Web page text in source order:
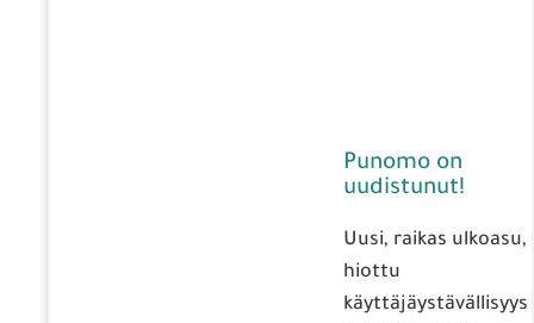
Punomo on
uudistunut!
Uusi, raikas ulkoasu,
hiottu
käyttäjäystävällisyys